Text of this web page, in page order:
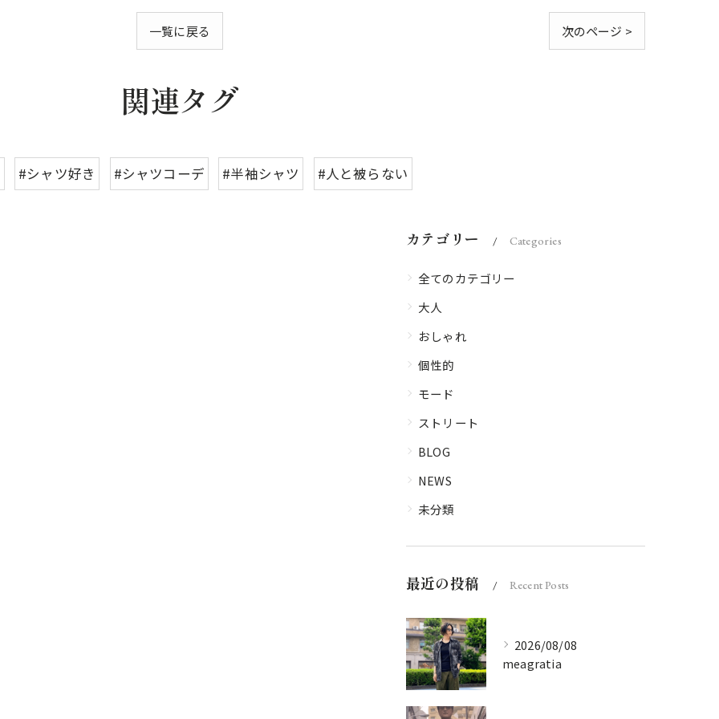
一覧に戻る 次のページ >
関連タグ
#シャツ好き #シャツコーデ #半袖シャツ #人と被らない
カテゴリー Categories
全てのカテゴリー
大人
おしゃれ
個性的
モード
ストリート
BLOG
NEWS
未分類
最近の投稿 Recent Posts
2026/08/08
meagratia